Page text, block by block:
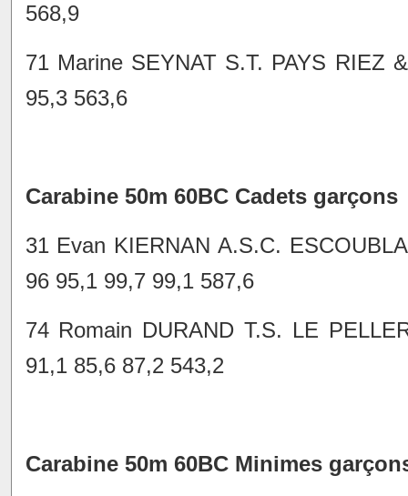
568,9
71 Marine SEYNAT S.T. PAYS RIEZ
95,3 563,6
Carabine 50m 60BC Cadets garçons
31 Evan KIERNAN A.S.C.
96 95,1 99,7 99,1 587,6
74 Romain DURAND T.S. LE
91,1 85,6 87,2 543,2
Carabine 50m 60BC Minimes